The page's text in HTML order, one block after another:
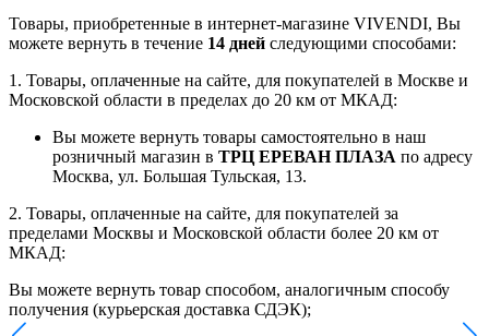
Товары, приобретенные в интернет-магазине VIVENDI, Вы
можете вернуть в течение 14 дней следующими способами:
1. Товары, оплаченные на сайте, для покупателей в Москве и
Московской области в пределах до 20 км от МКАД:
Вы можете вернуть товары самостоятельно в наш
розничный магазин в ТРЦ ЕРЕВАН ПЛАЗА по адресу
Москва, ул. Большая Тульская, 13.
2. Товары, оплаченные на сайте, для покупателей за
пределами Москвы и Московской области более 20 км от
МКАД:
Вы можете вернуть товар способом, аналогичным способу
получения (курьерская доставка СДЭК);